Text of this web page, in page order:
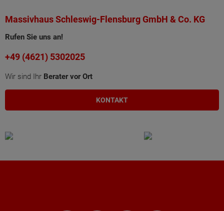
Massivhaus Schleswig-Flensburg GmbH & Co. KG
Rufen Sie uns an!
+49 (4621) 5302025
Wir sind Ihr Berater vor Ort
KONTAKT